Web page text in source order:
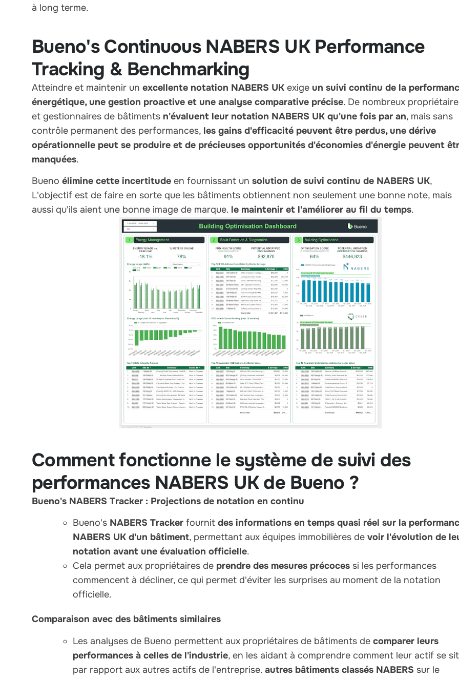
à long terme.
Bueno's Continuous NABERS UK Performance
Tracking & Benchmarking
Atteindre et maintenir un excellente notation NABERS UK exige un suivi continu de la
énergétique, une gestion proactive et une analyse comparative précise. De nombreux
et gestionnaires de bâtiments n'évaluent leur notation NABERS UK qu'une fois par an, mais sans
contrôle permanent des performances, les gains d'efficacité peuvent être perdus, une dérive
opérationnelle peut se produire et de précieuses opportunités d'économies d'énergie peuvent
manquées.
Bueno élimine cette incertitude en fournissant un solution de suivi continu de NABERS UK,
L'objectif est de faire en sorte que les bâtiments obtiennent non seulement une bonne note, mais
aussi qu'ils aient une bonne image de marque. le maintenir et l'améliorer au fil du temps.
Comment fonctionne le système de suivi des
performances NABERS UK de Bueno ?
Bueno's NABERS Tracker : Projections de notation en continu
Bueno's NABERS Tracker fournit des informations en temps quasi réel sur la
NABERS UK d'un bâtiment, permettant aux équipes immobilières de voir l'évolution de
notation avant une évaluation officielle.
Cela permet aux propriétaires de prendre des mesures précoces si les performances
commencent à décliner, ce qui permet d'éviter les surprises au moment de la notation
officielle.
Comparaison avec des bâtiments similaires
Les analyses de Bueno permettent aux propriétaires de bâtiments de comparer leurs
performances à celles de l'industrie, en les aidant à comprendre comment leur actif se
par rapport aux autres actifs de l'entreprise. autres bâtiments classés NABERS sur le